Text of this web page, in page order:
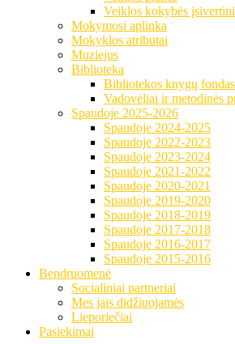
Veiklos kokybės
Mokymosi aplinka
Mokyklos atributai
Muziejus
Biblioteka
Bibliotekos knygų fondas
Vadovėliai ir metodinės
Spaudoje 2025-2026
Spaudoje 2024-2025
Spaudoje 2022-2023
Spaudoje 2023-2024
Spaudoje 2021-2022
Spaudoje 2020-2021
Spaudoje 2019-2020
Spaudoje 2018-2019
Spaudoje 2017-2018
Spaudoje 2016-2017
Spaudoje 2015-2016
Bendruomenė
Socialiniai partneriai
Mes jais didžiuojamės
Lieporiečiai
Pasiekimai